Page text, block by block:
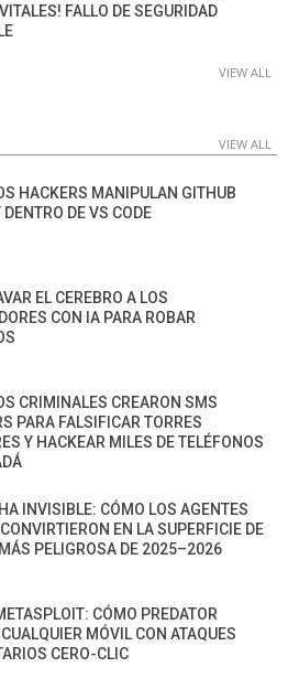
FALLO DE SEGURIDAD
VIEW ALL
VIEW ALL
HACKERS MANIPULAN GITHUB
DENTRO DE VS CODE
EL CEREBRO A LOS
CON IA PARA ROBAR
CRIMINALES CREARON SMS
PARA FALSIFICAR TORRES
Y HACKEAR MILES DE TELÉFONOS
INVISIBLE: CÓMO LOS AGENTES
EN LA SUPERFICIE DE
PELIGROSA DE 2025–2026
CÓMO PREDATOR
MÓVIL CON ATAQUES
CERO-CLIC